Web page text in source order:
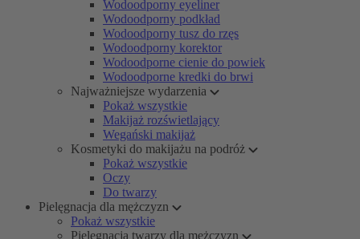
Wodoodporny eyeliner
Wodoodporny podkład
Wodoodporny tusz do rzęs
Wodoodporny korektor
Wodoodporne cienie do powiek
Wodoodporne kredki do brwi
Najważniejsze wydarzenia
Pokaż wszystkie
Makijaż rozświetlający
Wegański makijaż
Kosmetyki do makijażu na podróż
Pokaż wszystkie
Oczy
Do twarzy
Pielęgnacja dla mężczyzn
Pokaż wszystkie
Pielęgnacja twarzy dla mężczyzn